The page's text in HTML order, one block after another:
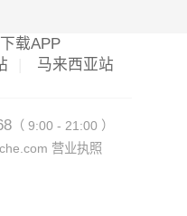
下载APP
马来西亚站
（ 9:00 - 21:00 ）
营业执照